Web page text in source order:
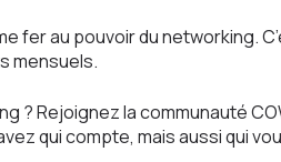
fer au pouvoir du
mensuels.
? Rejoignez la communauté
qui compte, mais aussi qui